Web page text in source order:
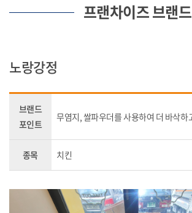
프랜차이즈 브랜드
노랑강정
브랜드
포인트
무염지, 쌀파우더를 사용하여 더 바삭하
종목 치킨